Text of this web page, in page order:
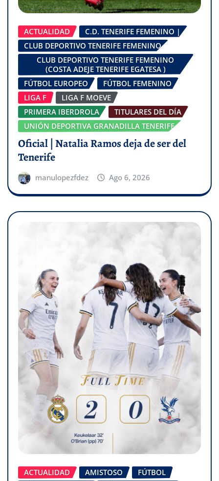
ACTUALIDAD
C.D. TENERIFE FEMENINO |
CLUB DEPORTIVO TENERIFE FEMENINO
CLUB DEPORTIVO TENERIFE FEMENINO
(COSTA ADEJE TENERIFE EGATESA )
FÚTBOL EUROPEO
FÚTBOL FEMENINO
LIGA F
LIGA F MOEVE
PRIMERA IBERDROLA
TITULARES DEL DÍA
UNIÓN DEPORTIVA GRANADILLA TENERIFE
Oficial | Natalia Ramos deja de ser del
Tenerife
manulopezfdez Ago 6, 2026
ACTUALIDAD AMISTOSO
FÚTBOL